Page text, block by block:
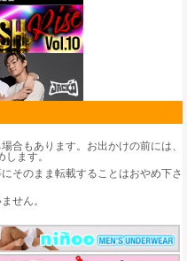
合もあります。お出かけの前には、
ます。
そのまま転載することはおやめ下さ
せん。